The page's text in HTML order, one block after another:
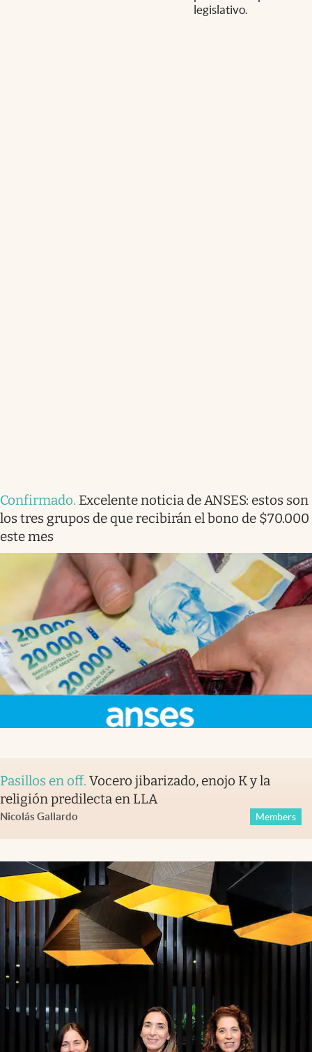
legislativo.
Confirmado. Excelente noticia de ANSES: estos son
los tres grupos de que recibirán el bono de $70.000
este mes
Pasillos en off. Vocero jibarizado, enojo K y la
religión predilecta en LLA
Nicolás Gallardo Members